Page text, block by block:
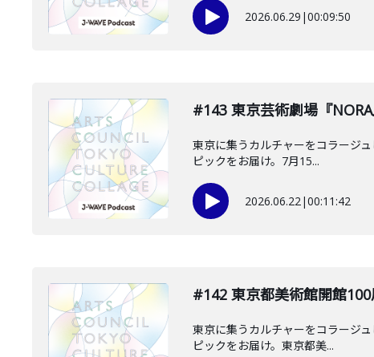
2026.06.29 |00:09:50
#143 東京芸術劇場『NORA
東京に集うカルチャーをコラージ
ピックをお届け。7月15...
2026.06.22|00:11:42
#142 東京都美術館開館
東京に集うカルチャーをコラージ
ピックをお届け。東京都美...